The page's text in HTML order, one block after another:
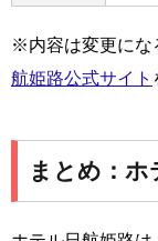
※内容は変更にな
航姫路公式サイト
まとめ：ホ